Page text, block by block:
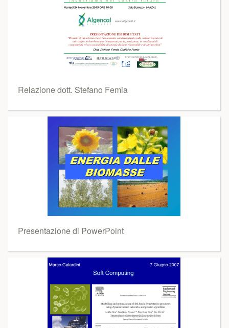
Relazione dott. Stefano Femia
Presentazione di PowerPoint